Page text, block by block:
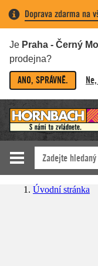
Doprava zdarma na
Je Praha - Černý
prodejna?
ANO, SPRÁVNĚ.
Úvodní stránka